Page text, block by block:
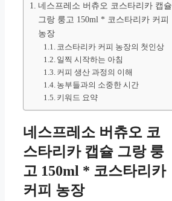
네스프레소 버츄오 코스타리카 캡슐
그랑 룽고 150ml * 코스타리카 커피
농장
코스타리카 커피 농장의 첫인상
일찍 시작하는 아침
커피 생산 과정의 이해
농부들과의 소중한 시간
키워드 요약
네스프레소 버츄오 코
스타리카 캡슐 그랑 룽
고 150ml * 코스타리카
커피 농장